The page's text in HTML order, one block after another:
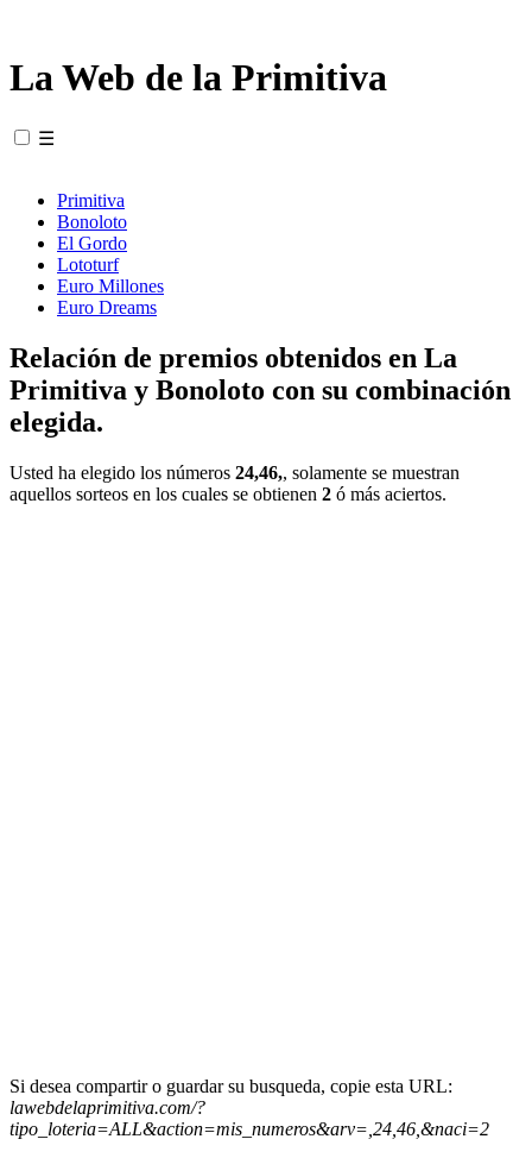
La Web de la Primitiva
☰
Primitiva
Bonoloto
El Gordo
Lototurf
Euro Millones
Euro Dreams
Relación de premios obtenidos en La
Primitiva y Bonoloto con su combinación
elegida.
Usted ha elegido los números 24,46,, solamente se muestran
aquellos sorteos en los cuales se obtienen 2 ó más aciertos.
Si desea compartir o guardar su busqueda, copie esta URL:
lawebdelaprimitiva.com/?
tipo_loteria=ALL&action=mis_numeros&arv=,24,46,&naci=2